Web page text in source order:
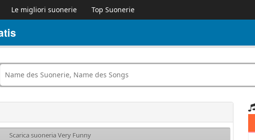
Le migliori suonerie Top Suonerie
Scarica suoneria Very Funny